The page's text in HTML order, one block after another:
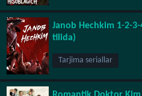
Janob Hechkim 1-2-
tilida)
Tarjima seriallar